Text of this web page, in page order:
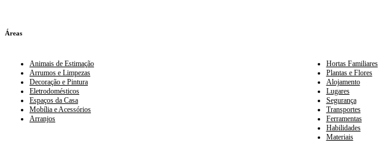
Áreas
Animais de Estimação
Arrumos e Limpezas
Decoração e Pintura
Eletrodomésticos
Espaços da Casa
Mobília e Acessórios
Arranjos
Hortas Familiares
Plantas e Flores
Alojamento
Lugares
Segurança
Transportes
Ferramentas
Habilidades
Materiais